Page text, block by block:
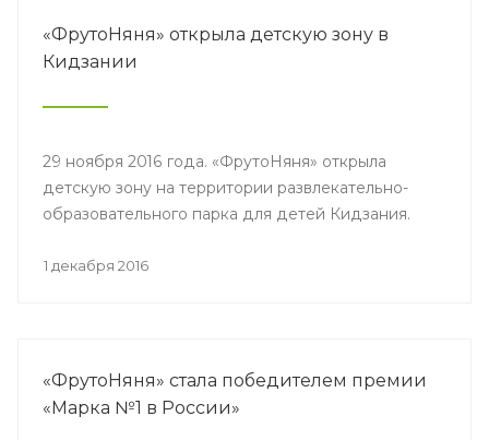
«ФрутоНяня» открыла детскую зону в
Кидзании
29 ноября 2016 года. «ФрутоНяня» открыла
детскую зону на территории развлекательно-
образовательного парка для детей Кидзания.
1 декабря 2016
«ФрутоНяня» стала победителем премии
«Марка №1 в России»